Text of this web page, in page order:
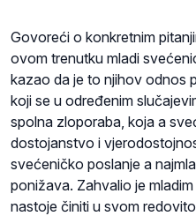
Govoreći o konkretnim
ovom trenutku mladi
kazao da je to njihov odnos
koji se u određenim
spolna zloporaba, koja a
dostojanstvo i
svećeničko poslanje a
ponižava. Zahvalio je
nastoje činiti u svom